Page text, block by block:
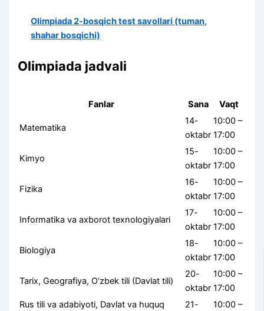
Olimpiada 2-bosqich test savollari (tuman,
shahar bosqichi)
Olimpiada jadvali
Fanlar Sana Vaqt
Matematika
14-
oktabr
10:00 –
17:00
Kimyo
15-
oktabr
10:00 –
17:00
Fizika
16-
oktabr
10:00 –
17:00
Informatika va axborot texnologiyalari
17-
oktabr
10:00 –
17:00
Biologiya
18-
oktabr
10:00 –
17:00
Tarix, Geografiya, O‘zbek tili (Davlat tili)
20-
oktabr
10:00 –
17:00
Rus tili va adabiyoti, Davlat va huquq
21-
10:00 –